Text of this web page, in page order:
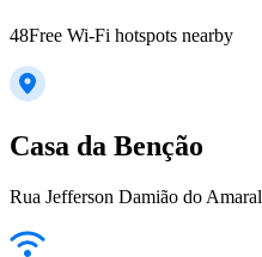
48Free Wi-Fi hotspots nearby
Casa da Benção
Rua Jefferson Damião do Amaral